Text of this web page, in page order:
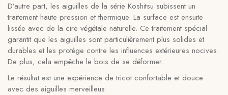
D’autre part, les aiguilles de la série Koshitsu subissent un
traitement haute pression et thermique. La surface est ensuite
lissée avec de la cire végétale naturelle. Ce traitement spécial
garantit que les aiguilles sont particulièrement plus solides et
durables et les protège contre les influences extérieures nocives.
De plus, cela empêche le bois de se déformer.
Le résultat est une expérience de tricot confortable et douce
avec des aiguilles merveilleus.